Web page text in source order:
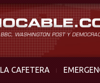
LA CAFETERA